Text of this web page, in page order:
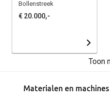
Bollenstreek
€ 20.000,-
Toon
Materialen en machines